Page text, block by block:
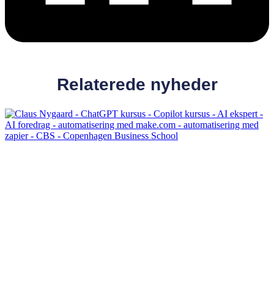
Relaterede nyheder